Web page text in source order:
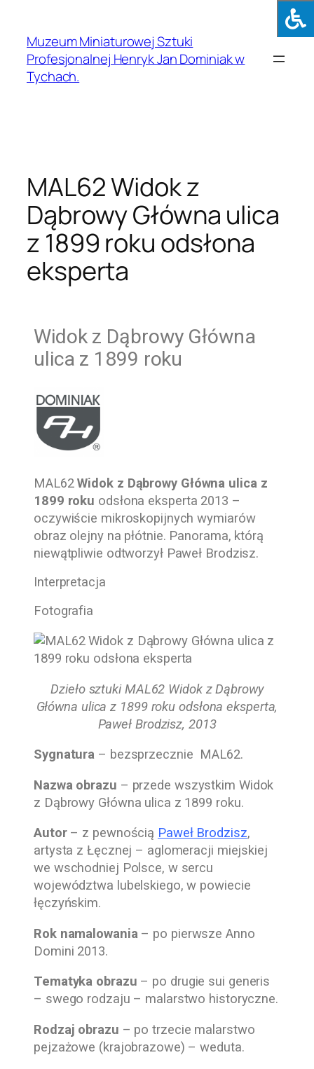
Muzeum Miniaturowej Sztuki
Profesjonalnej Henryk Jan Dominiak w
Tychach.
MAL62 Widok z
Dąbrowy Główna ulica
z 1899 roku odsłona
eksperta
Widok z Dąbrowy Główna
ulica z 1899 roku
MAL62Widok z Dąbrowy Główna ulica z
1899 roku odsłona eksperta 2013 –
oczywiście mikroskopijnych wymiarów
obraz olejny na płótnie. Panorama, którą
niewątpliwie odtworzył Paweł Brodzisz.
Interpretacja
Fotografia
Dzieło sztuki MAL62 Widok z Dąbrowy
Główna ulica z 1899 roku odsłona eksperta,
Paweł Brodzisz, 2013
Sygnatura – bezsprzecznie MAL62.
Nazwa obrazu – przede wszystkim Widok
z Dąbrowy Główna ulica z 1899 roku.
Autor– z pewnością Paweł Brodzisz,
artysta z Łęcznej – aglomeracji miejskiej
we wschodniej Polsce, w sercu
województwa lubelskiego, w powiecie
łęczyńskim.
Rok namalowania– po pierwsze Anno
Domini 2013.
Tematyka obrazu – po drugie sui generis
– swego rodzaju – malarstwo historyczne.
Rodzaj obrazu – po trzecie malarstwo
pejzażowe (krajobrazowe) – weduta.